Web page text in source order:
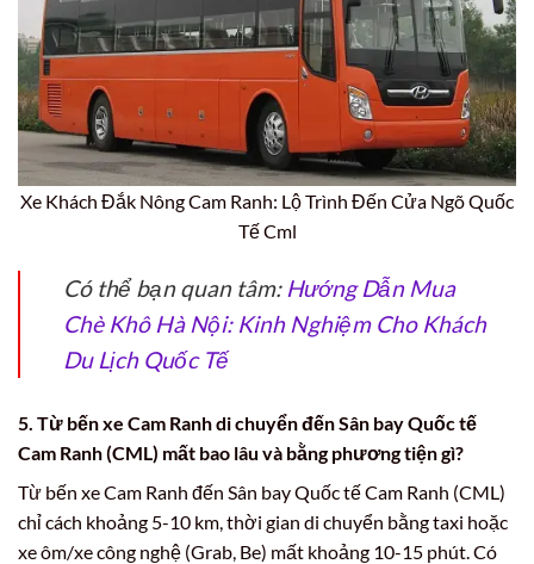
Xe Khách Đắk Nông Cam Ranh: Lộ Trình Đến Cửa Ngõ Quốc
Tế Cml
Có thể bạn quan tâm: Hướng Dẫn Mua
Chè Khô Hà Nội: Kinh Nghiệm Cho Khách
Du Lịch Quốc Tế
5. Từ bến xe Cam Ranh di chuyển đến Sân bay Quốc tế
Cam Ranh (CML) mất bao lâu và bằng phương tiện gì?
Từ bến xe Cam Ranh đến Sân bay Quốc tế Cam Ranh (CML)
chỉ cách khoảng 5-10 km, thời gian di chuyển bằng taxi hoặc
xe ôm/xe công nghệ (Grab, Be) mất khoảng 10-15 phút. Có